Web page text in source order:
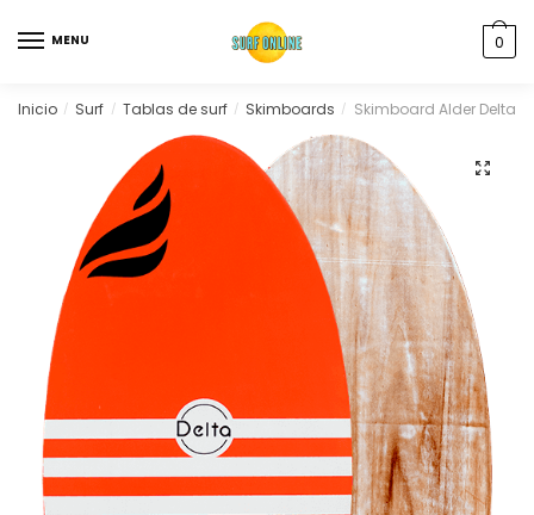
MENU 0
Inicio / Surf / Tablas de surf / Skimboards / Skimboard Alder Delta
🔍